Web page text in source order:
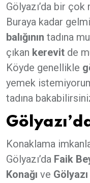
Gölyazı’da bir çok
Buraya kadar
balığının tadına
çıkan kerevit de
Köyde genellikle
yemek
tadına
Konaklama
Gölyazı’da Faik
Konağı ve Gölyazı